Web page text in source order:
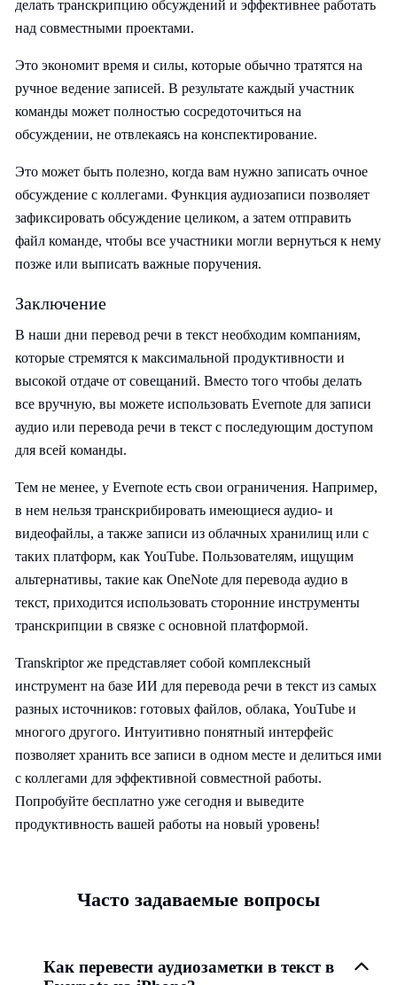
делать транскрипцию обсуждений и эффективнее работать
над совместными проектами.
Это экономит время и силы, которые обычно тратятся на
ручное ведение записей. В результате каждый участник
команды может полностью сосредоточиться на
обсуждении, не отвлекаясь на конспектирование.
Это может быть полезно, когда вам нужно записать очное
обсуждение с коллегами. Функция аудиозаписи позволяет
зафиксировать обсуждение целиком, а затем отправить
файл команде, чтобы все участники могли вернуться к нему
позже или выписать важные поручения.
Заключение
В наши дни перевод речи в текст необходим компаниям,
которые стремятся к максимальной продуктивности и
высокой отдаче от совещаний. Вместо того чтобы делать
все вручную, вы можете использовать Evernote для записи
аудио или перевода речи в текст с последующим доступом
для всей команды.
Тем не менее, у Evernote есть свои ограничения. Например,
в нем нельзя транскрибировать имеющиеся аудио- и
видеофайлы, а также записи из облачных хранилищ или с
таких платформ, как YouTube. Пользователям, ищущим
альтернативы, такие как OneNote для перевода аудио в
текст, приходится использовать сторонние инструменты
транскрипции в связке с основной платформой.
Transkriptor же представляет собой комплексный
инструмент на базе ИИ для перевода речи в текст из самых
разных источников: готовых файлов, облака, YouTube и
многого другого. Интуитивно понятный интерфейс
позволяет хранить все записи в одном месте и делиться ими
с коллегами для эффективной совместной работы.
Попробуйте бесплатно уже сегодня и выведите
продуктивность вашей работы на новый уровень!
Часто задаваемые вопросы
Как перевести аудиозаметки в текст в